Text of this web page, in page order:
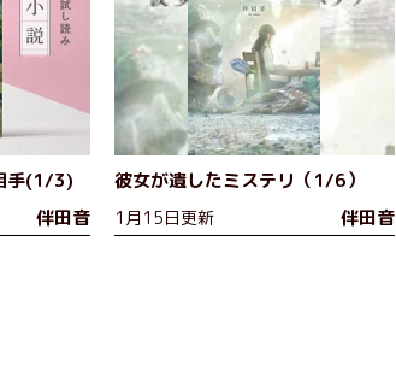
手(1/3)
伴田音
彼女が遺したミステリ（1/6）
1月15日更新 伴田音